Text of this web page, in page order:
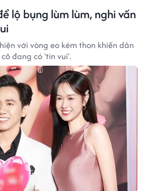
lộ bụng lùm lùm, nghi vấn
với vòng eo kém thon khiến dân
đang có 'tin vui'.